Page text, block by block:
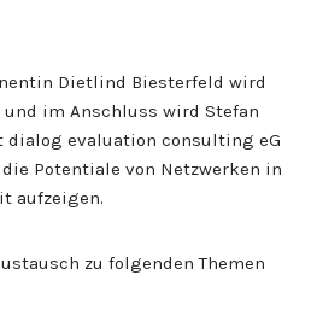
Dietlind Biesterfeld wird
im Anschluss wird Stefan
dialog evaluation consulting eG
Potentiale von Netzwerken in
aufzeigen.
zu folgenden Themen